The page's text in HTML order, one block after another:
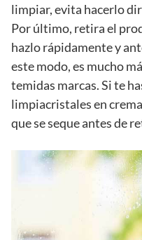
limpiar, evita hacerlo
Por último, retira el
hazlo rápidamente y
este modo, es mucho
temidas marcas. Si te
limpiacristales en
que se seque antes de